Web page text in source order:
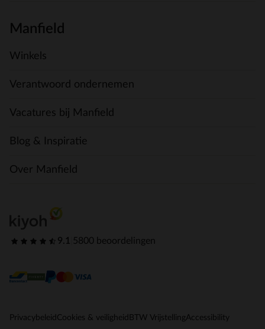
Manfield
Winkels
Verantwoord ondernemen
Vacatures bij Manfield
Blog & Inspiratie
Over Manfield
9.1 5800 beoordelingen
Privacybeleid Cookies & veiligheid BTW VrijstellingAccessibility